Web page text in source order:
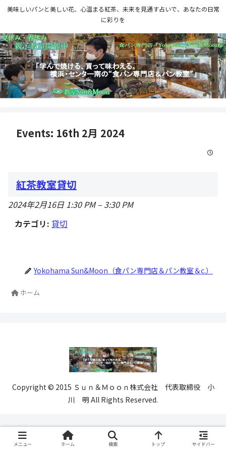
美味しいパンと美しい花、心温まる紅茶、未来を見通す占いで、あなたの日常
に彩りを
Events: 16th 2月 2024
紅茶教室貸切
2024年2月16日 1:30 PM– 3:30 PM
カテゴリ: 貸切
Yokohama Sun&Moon（食パン専門店＆パン教室＆c.）
ホーム
Copyright © 2015 Ｓｕｎ＆Ｍｏｏｎ株式会社 代表取締役 小
川 明 All Rights Reserved.
メニュー ホーム 検索 トップ サイドバー